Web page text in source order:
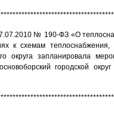
№ 190-ФЗ «О
к схемам теплоснабжения,
округа запланировала
городской